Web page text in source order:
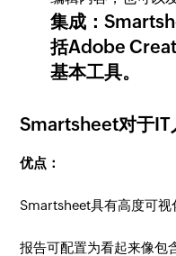
集成：
括Adobe
基本工具。
Smartsheet对于IT
优点：
Smartsheet具有高度可视
报告可配置为看起来像包